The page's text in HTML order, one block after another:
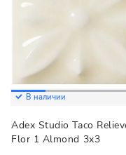
В наличии
Adex Studio Taco
Flor 1 Almond 3x3